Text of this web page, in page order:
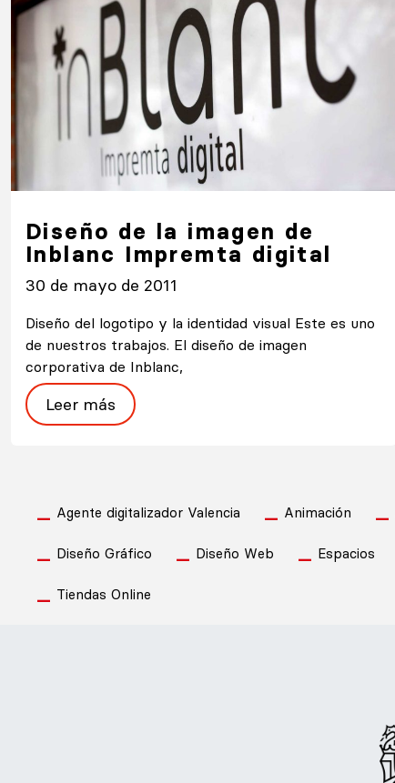
Diseño de la imagen de
Inblanc Impremta digital
30 de mayo de 2011
Diseño del logotipo y la identidad visual Este es uno
de nuestros trabajos. El diseño de imagen
corporativa de Inblanc,
Leer más
Agente digitalizador Valencia Animación
Diseño Gráfico Diseño Web Espacios
Tiendas Online